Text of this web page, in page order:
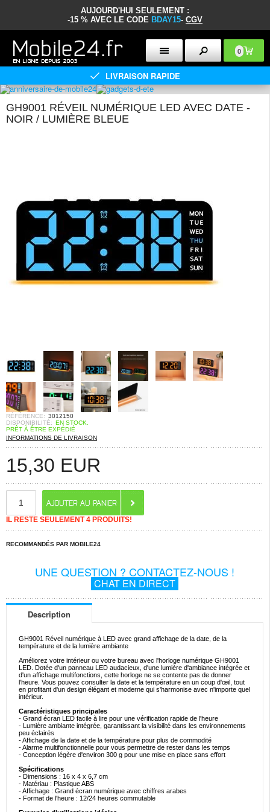
AUJOURD'HUI SEULEMENT :
-15 % AVEC LE CODE BDAY15- CGV
0
LIVRAISON RAPIDE
GH9001 RÉVEIL NUMÉRIQUE LED AVEC DATE -
NOIR / LUMIÈRE BLEUE
RÉFÉRENCE: 3012150
DISPONIBILITÉ: EN STOCK.
PRÊT À ÊTRE EXPÉDIÉ
INFORMATIONS DE LIVRAISON
15,30 EUR
IL RESTE SEULEMENT 4 PRODUITS!
RECOMMANDÉS PAR MOBILE24
UNE QUESTION ? CONTACTEZ-NOUS !
CHAT EN DIRECT
Description
GH9001 Réveil numérique à LED avec grand affichage de la date, de la
température et de la lumière ambiante
Améliorez votre intérieur ou votre bureau avec l'horloge numérique GH9001
LED. Dotée d'un panneau LED audacieux, d'une lumière d'ambiance intégrée et
d'un affichage multifonctions, cette horloge ne se contente pas de donner
l'heure. Vous pouvez consulter la date et la température en un coup d'œil, tout
en profitant d'un design élégant et moderne qui s'harmonise avec n'importe quel
intérieur.
Caractéristiques principales
- Grand écran LED facile à lire pour une vérification rapide de l'heure
- Lumière ambiante intégrée, garantissant la visibilité dans les environnements
peu éclairés
- Affichage de la date et de la température pour plus de commodité
- Alarme multifonctionnelle pour vous permettre de rester dans les temps
- Conception légère d'environ 300 g pour une mise en place sans effort
Spécifications
- Dimensions : 16 x 4 x 6,7 cm
- Matériau : Plastique ABS
- Affichage : Grand écran numérique avec chiffres arabes
- Format de l'heure : 12/24 heures commutable